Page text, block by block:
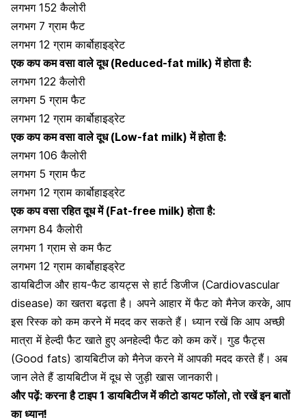
लगभग 152 कैलोरी
लगभग 7 ग्राम फैट
लगभग 12 ग्राम कार्बोहाइड्रेट
एक कप कम वसा वाले दूध (Reduced-fat milk)में होता है:
लगभग 122 कैलोरी
लगभग 5 ग्राम फैट
लगभग 12 ग्राम कार्बोहाइड्रेट
एक कप कम वसा वाले दूध (Low-fat milk)में होता है:
लगभग 106 कैलोरी
लगभग 5 ग्राम फैट
लगभग 12 ग्राम कार्बोहाइड्रेट
एक कप वसा रहित दूध में (Fat-free milk)होता है:
लगभग 84 कैलोरी
लगभग 1 ग्राम से कम फैट
लगभग 12 ग्राम कार्बोहाइड्रेट
डायबिटीज और हाय-फैट डायट्स से हार्ट डिजीज (Cardiovascular
disease) का खतरा बढ़ता है। अपने आहार में फैट को मैनेज करके, आप
इस रिस्क को कम करने में मदद कर सकते हैं। ध्यान रखें कि आप अच्छी
मात्रा में हेल्दी फैट खाते हुए अनहेल्दी फैट को कम करें। गुड फैट्स
(Good fats)डायबिटीज को मैनेज करने में आपकी मदद करते हैं। अब
जान लेते हैं डायबिटीज में दूध से जुड़ी खास जानकारी।
और पढ़ें:करना है टाइप 1 डायबिटीज में कीटो डायट फॉलो, तो रखें इन बातों
का ध्यान!